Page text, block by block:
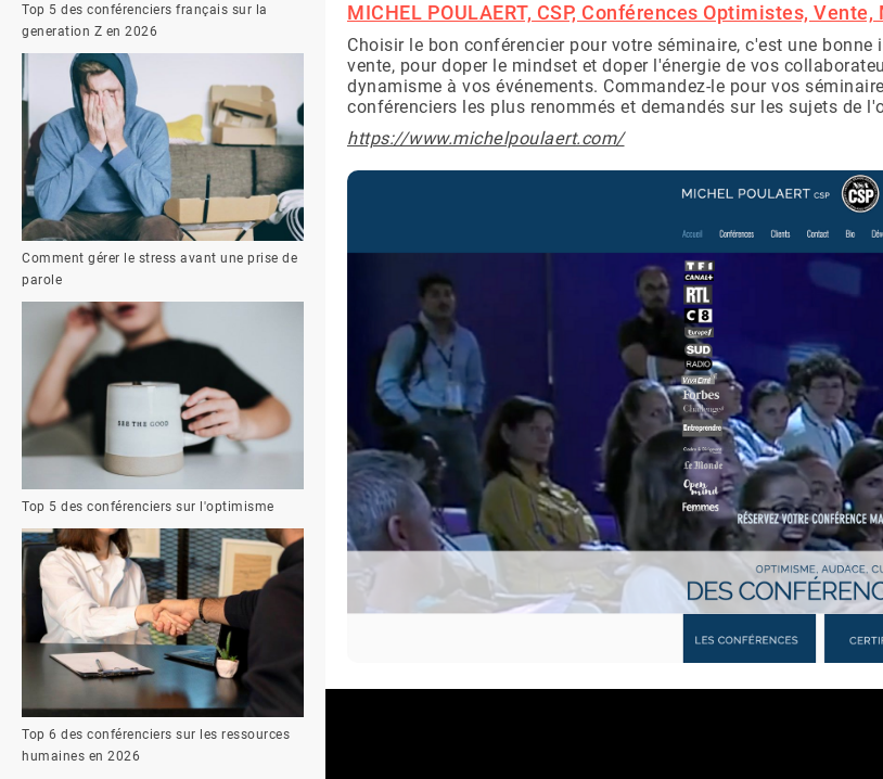
Top 5 des conférenciers français sur la
generation Z en 2026
Comment gérer le stress avant une prise de
parole
Top 5 des conférenciers sur l'optimisme
Top 6 des conférenciers sur les ressources
humaines en 2026
MICHEL POULAERT, CSP, Conférences Optimistes,
Choisir le bon conférencier pour votre séminaire, c'est une
vente, pour doper le mindset et doper l'énergie de vos
dynamisme à vos événements. Commandez-le pour vos
conférenciers les plus renommés et demandés sur les sujets de
https://www.michelpoulaert.com/